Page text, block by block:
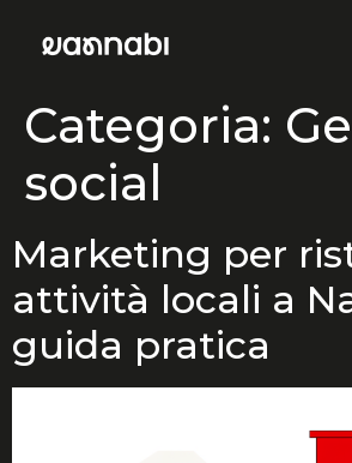
Categoria:
social
Marketing per
attività locali a
guida pratica